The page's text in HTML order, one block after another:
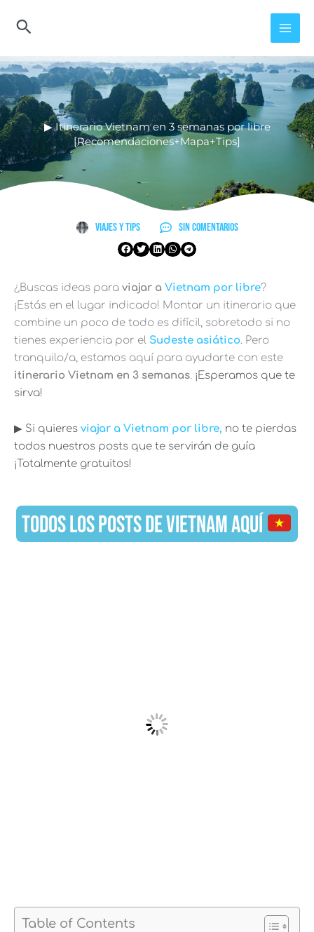
▶︎ Itinerario Vietnam en 3 semanas por libre
[Recomendaciones+Mapa+Tips]
Viajes y Tips Sin comentarios
¿Buscas ideas para viajar a Vietnam por libre?
¡Estás en el lugar indicado! Montar un itinerario que
combine un poco de todo es difícil, sobretodo si no
tienes experiencia por el Sudeste asiático. Pero
tranquilo/a, estamos aquí para ayudarte con este
itinerario Vietnam en 3 semanas. ¡Esperamos que te
sirva!
▶︎ Si quieres viajar a Vietnam por libre, no te pierdas
todos nuestros posts que te servirán de guía
¡Totalmente gratuitos!
TODOS LOS POSTS DE VIETNAM AQUÍ
Table of Contents